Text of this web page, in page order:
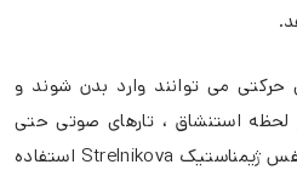
حرکتی می توانند وارد بدن شوند و
لحظه استنشاق ، تارهای صوتی حتی
نزدیک تر می شوند. علاوه بر تنفس ژیمناستیک Strelnikova استفاده